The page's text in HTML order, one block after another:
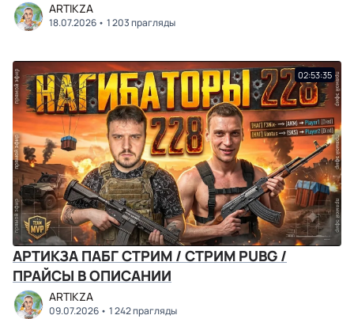
ARTIKZA
18.07.2026 1 203 прагляды
02:53:35
АРТИКЗА ПАБГ СТРИМ / СТРИМ PUBG /
ПРАЙСЫ В ОПИСАНИИ
ARTIKZA
09.07.2026 1 242 прагляды